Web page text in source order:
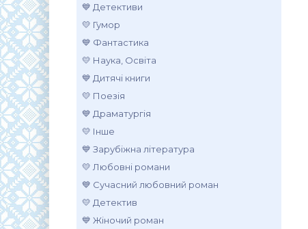
💙 Детективи
💛 Гумор
💙 Фантастика
💛 Наука, Освіта
💙 Дитячі книги
💛 Поезія
💙 Драматургія
💛 Інше
💙 Зарубіжна література
💛 Любовні романи
💙 Сучасний любовний роман
💛 Детектив
💙 Жіночий роман